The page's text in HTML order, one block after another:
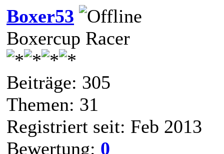
Boxer53
Boxercup Racer
Beiträge: 305
Themen: 31
Registriert seit: Feb 2013
Bewertung: 0